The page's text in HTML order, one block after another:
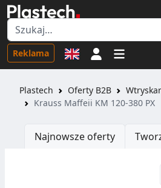
Reklama Logowanie
Plastech Oferty B2B
Krauss Maffeii KM 120-380 PX
Najnowsze oferty